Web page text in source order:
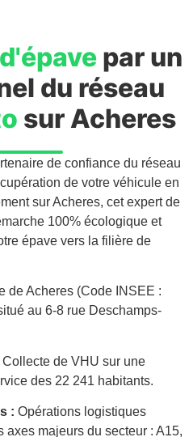
par un
du réseau
sur Acheres
de confiance du réseau
de votre véhicule en
sur Acheres, cet expert de
100% écologique et
épave vers la filière de
de Acheres (Code INSEE :
au 6-8 rue Deschamps-
Collecte de VHU sur une
des 22 241 habitants.
: Opérations logistiques
majeurs du secteur : A15,